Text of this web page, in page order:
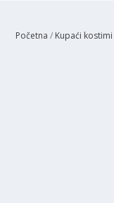
Početna / Kupaći kostimi